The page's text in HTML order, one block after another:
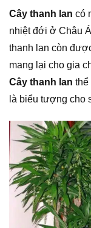
Cây thanh lan có
nhiệt đới ở Châu
thanh lan còn
mang lại cho gia
Cây thanh lan thể
là biểu tượng cho